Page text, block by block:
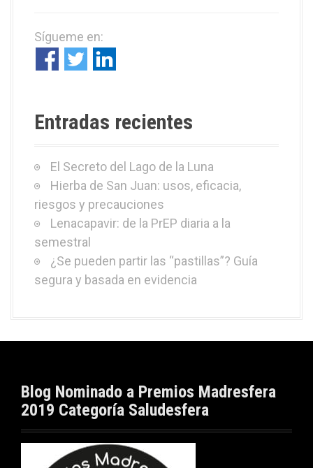
a
r
:
Sígueme en:
Entradas recientes
El Secreto del Lago de la Luna
Hierba de San Juan: usos, eficacia,
riesgos y precauciones
Lenacapavir: de la PrEP diaria a la
semestral
¿Se pueden partir las “pastillas”? Guía
segura y basada en evidencia
Blog Nominado a Premios Madresfera
2019 Categoría Saludesfera